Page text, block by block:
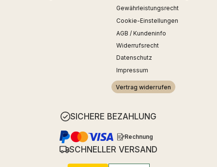
Gewährleistungsrecht
Cookie-Einstellungen
AGB / Kundeninfo
Widerrufsrecht
Datenschutz
Impressum
Vertrag widerrufen
SICHERE BEZAHLUNG
Rechnung
SCHNELLER VERSAND